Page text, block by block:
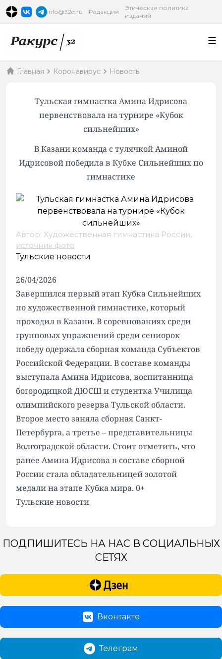
info@32q.ru Редакция
Этическая политика
изданий
Главная Коронавирус Новость
Тульская гимнастка Амина Идрисова
первенствовала на турнире «Кубок
сильнейших»
В Казани команда с тулячкой Аминой
Идрисовой победила в Кубке Сильнейших по
гимнастике
Автор: Художественная гимнастика России,
источник фото.
Тульские новости
26/04/2026
Завершился первый этап Кубка Сильнейших
по художественной гимнастике, который
проходил в Казани. В соревнованиях среди
групповых упражнений среди сениорок
победу одержала сборная команда Субъектов
Российской Федерации. В составе команды
выступала Амина Идрисова, воспитанница
богородицкой ДЮСШ и студентка Училища
олимпийского резерва Тульской области.
Второе место заняла сборная Санкт-
Петербурга, а третье – представительницы
Волгоградской области. Стоит отметить, что
ранее Амина Идрисова в составе сборной
России стала обладательницей золотой
медали на этапе Кубка мира. 0+
Тульские новости
ПОДПИШИТЕСЬ НА НАС В СОЦИАЛЬНЫХ
СЕТЯХ
Вконтакте
Телеграм